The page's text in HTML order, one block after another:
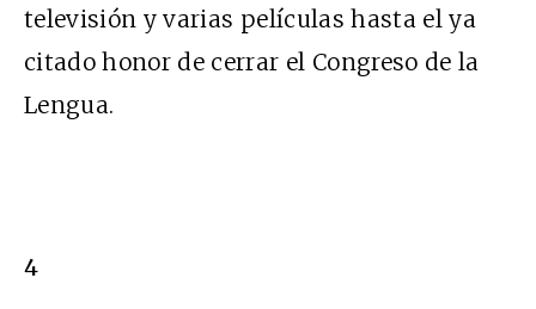
televisión y varias películas hasta el ya
citado honor de cerrar el Congreso de la
Lengua.
4